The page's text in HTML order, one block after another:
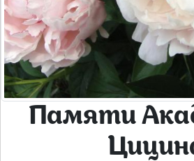
Памяти